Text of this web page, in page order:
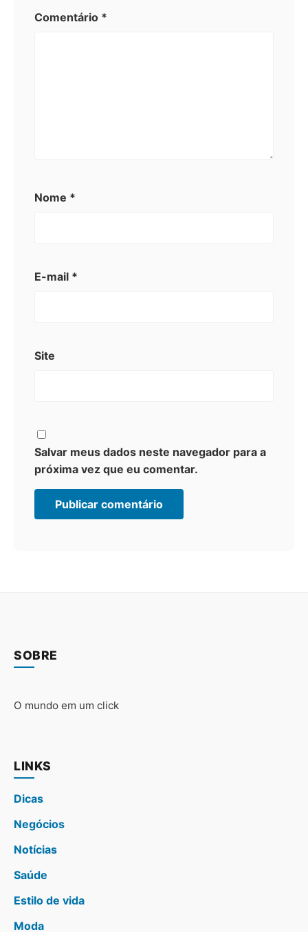
Comentário *
Nome *
E-mail *
Site
Salvar meus dados neste navegador para a
próxima vez que eu comentar.
SOBRE
O mundo em um click
LINKS
Dicas
Negócios
Notícias
Saúde
Estilo de vida
Moda